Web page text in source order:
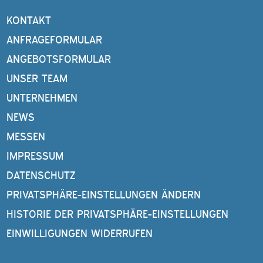
KONTAKT
ANFRAGEFORMULAR
ANGEBOTSFORMULAR
UNSER TEAM
UNTERNEHMEN
NEWS
MESSEN
IMPRESSUM
DATENSCHUTZ
PRIVATSPHÄRE-EINSTELLUNGEN ÄNDERN
HISTORIE DER PRIVATSPHÄRE-EINSTELLUNGEN
EINWILLIGUNGEN WIDERRUFEN